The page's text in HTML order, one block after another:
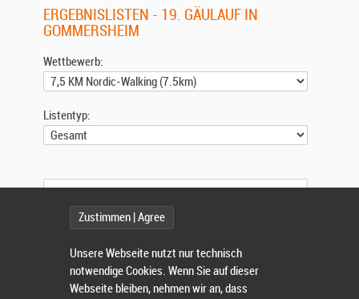
ERGEBNISLISTEN - 19. GÄULAUF IN
GOMMERSHEIM
Wettbewerb:
Listentyp:
Suchen
7,5 KM NORDIC-WALKING (7.5KM)
Zustimmen | Agree
Unsere Webseite nutzt nur technisch
notwendige Cookies. Wenn Sie auf dieser
Webseite bleiben, nehmen wir an, dass